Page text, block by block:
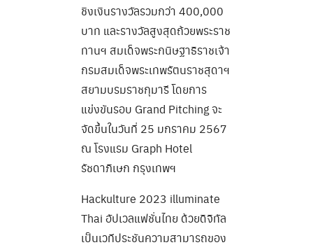
ชิงเงินรางวัลรวมกว่า 400,000
บาท และรางวัลสูงสุดถ้วยพระราช
ทานฯ สมเด็จพระกนิษฐาธิราชเจ้า
กรมสมเด็จพระเทพรัตนราชสุดาฯ
สยามบรมราชกุมารี โดยการ
แข่งขันรอบ Grand Pitching จะ
จัดขึ้นในวันที่ 25 มกราคม 2567
ณ โรงแรม Graph Hotel
รัชดาภิเษก กรุงเทพฯ
Hackulture 2023 illuminate
Thai อัปเวลแฟชั่นไทย ด้วยดิจิทัล
เป็นเวทีประชันความสามารถของ